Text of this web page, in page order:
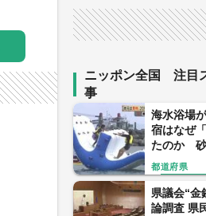
ニッポン全国 注目
事
海水浴場
宿はなぜ
たのか 砂
トの舞台裏
都道府県
県議会“金
論調査 県